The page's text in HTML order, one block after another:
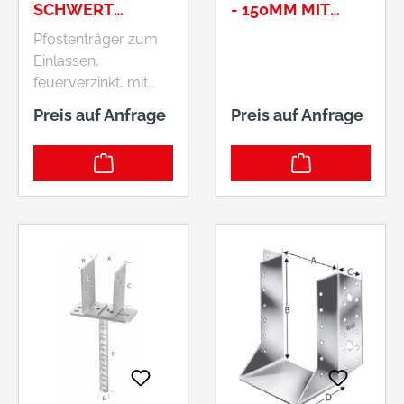
SCHWERT
IMPORT E-
NORMPRO
Pfostenträger zum
Einlassen,
feuerverzinkt, mit
Schwert • Im
Schwert 4 Löcher:
Loch-Ø 10,5 mm • In
der Grundplatte 4
Hersteller:
Einkaufsbüro
Deutscher
Eisenhändler GmbH,
EDE Platz 1, 42389
Wuppertal, DE,
+4920260960,
Preis auf Anfrage
- 150MM MIT
Preis auf Anfrage